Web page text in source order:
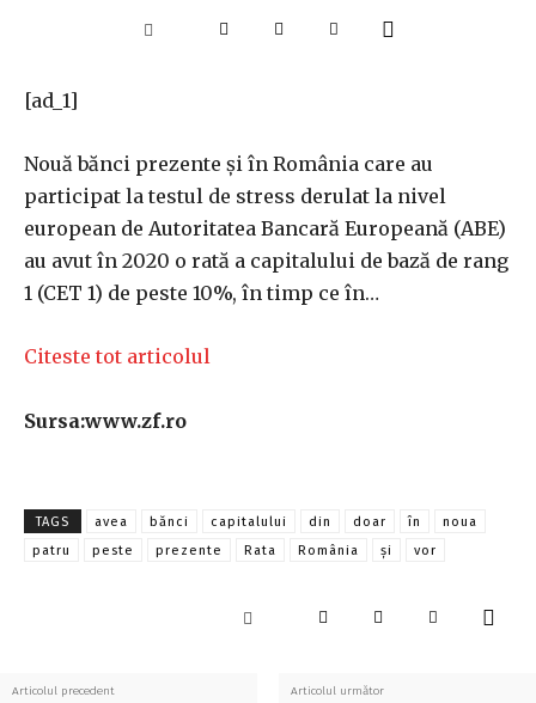
[ad_1]
Nouă bănci prezente şi în Româ­nia care au
participat la testul de stress derulat la nivel
european de Auto­ritatea Bancară Europeană (ABE)
au avut în 2020 o rată a capitalului de bază de rang
1 (CET 1) de peste 10%, în timp ce în…
Citeste tot articolul
Sursa:www.zf.ro
TAGS avea bănci capitalului din doar în
noua
patru
peste prezente Rata România și vor
Articolul precedent Articolul următor